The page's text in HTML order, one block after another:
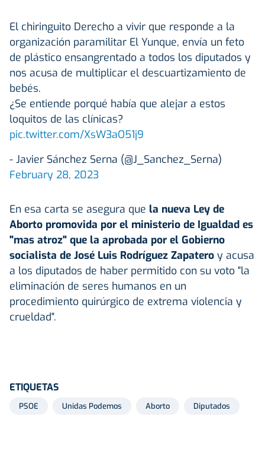
El chiringuito Derecho a vivir que responde a la
organización paramilitar El Yunque, envía un feto
de plástico ensangrentado a todos los diputados y
nos acusa de multiplicar el descuartizamiento de
bebés.
¿Se entiende porqué había que alejar a estos
loquitos de las clínicas?
pic.twitter.com/XsW3aO51j9
- Javier Sánchez Serna (@J_Sanchez_Serna)
February 28, 2023
En esa carta se asegura que la nueva Ley de
Aborto promovida por el ministerio de Igualdad es
"mas atroz" que la aprobada por el Gobierno
socialista de José Luis Rodríguez Zapatero y acusa
a los diputados de haber permitido con su voto "la
eliminación de seres humanos en un
procedimiento quirúrgico de extrema violencia y
crueldad".
ETIQUETAS
PSOE Unidas Podemos Aborto Diputados